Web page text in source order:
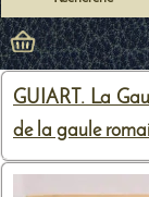
GUIART. La
de la gaule